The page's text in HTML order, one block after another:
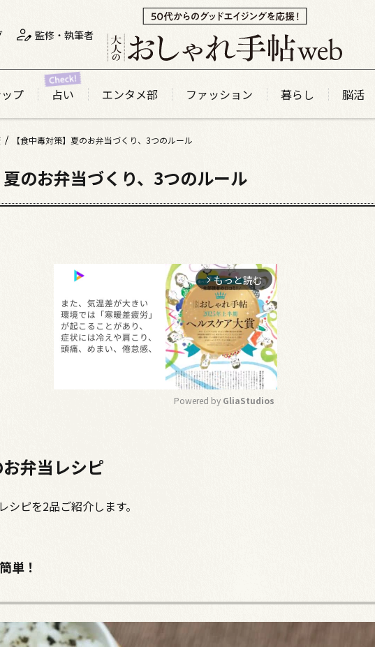
監修・執筆者
プ 占い エンタメ部 ファッション 暮らし 脳活
【食中毒対策】夏のお弁当づくり、3つのルール
夏のお弁当づくり、3つのルール
arrow_forward_ios もっと読む
Powered by GliaStudios
弁当レシピ
ピを2品ご紹介します。
単！